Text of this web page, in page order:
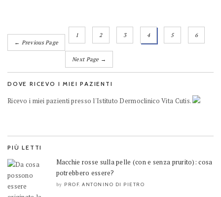
← Previous Page
1 2 3 4 5 6
Next Page →
DOVE RICEVO I MIEI PAZIENTI
Ricevo i miei pazienti presso l'Istituto Dermoclinico Vita Cutis.
PIÙ LETTI
Macchie rosse sulla pelle (con e senza prurito): cosa
potrebbero essere?
by PROF. ANTONINO DI PIETRO